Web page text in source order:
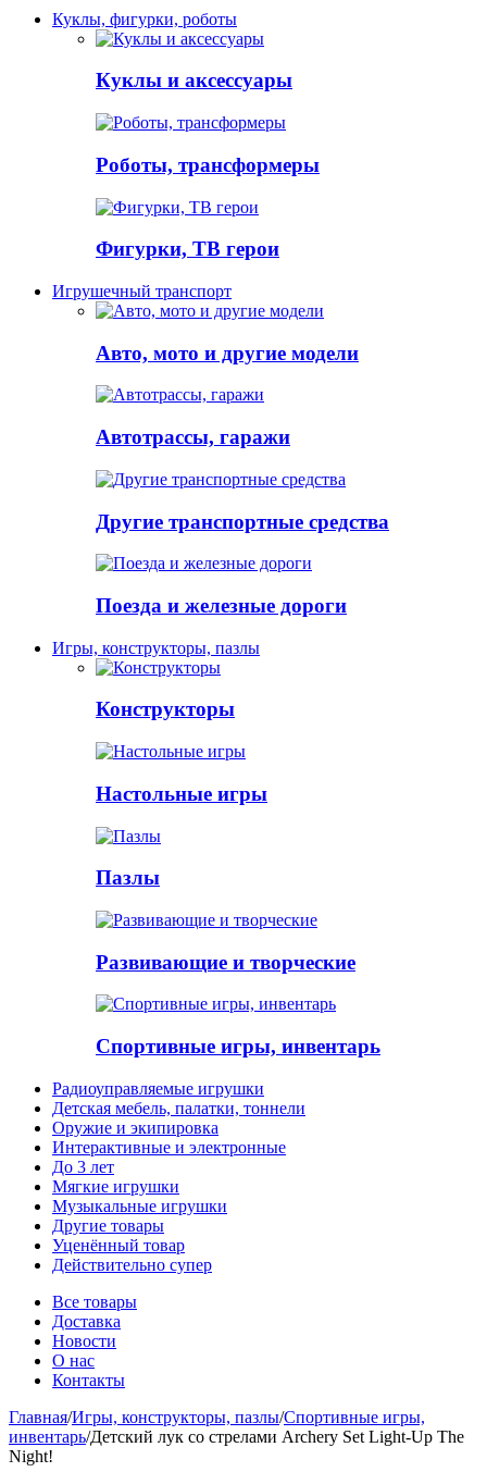
Куклы, фигурки, роботы
Куклы и аксессуары
Роботы, трансформеры
Фигурки, ТВ герои
Игрушечный транспорт
Авто, мото и другие модели
Автотрассы, гаражи
Другие транспортные средства
Поезда и железные дороги
Игры, конструкторы, пазлы
Конструкторы
Настольные игры
Пазлы
Развивающие и творческие
Спортивные игры, инвентарь
Радиоуправляемые игрушки
Детская мебель, палатки, тоннели
Оружие и экипировка
Интерактивные и электронные
До 3 лет
Мягкие игрушки
Музыкальные игрушки
Другие товары
Уценённый товар
Действительно супер
Все товары
Доставка
Новости
О нас
Контакты
Главная/Игры, конструкторы, пазлы/Спортивные игры,
инвентарь/Детский лук со стрелами Archery Set Light-Up The
Night!